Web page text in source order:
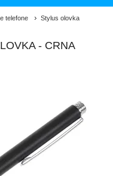
telefone Stylus olovka
- CRNA